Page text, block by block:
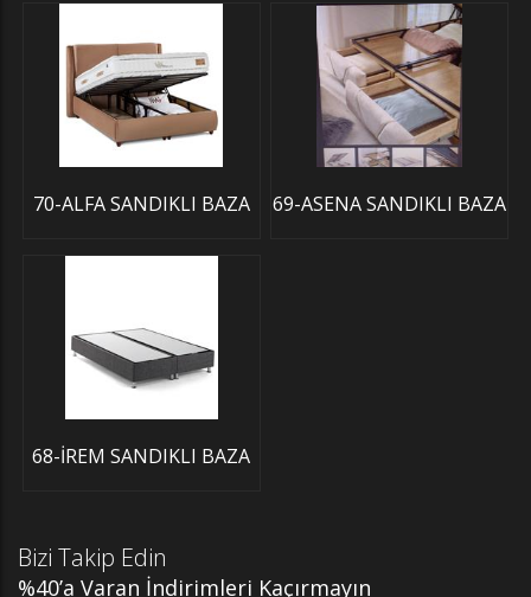
70-ALFA SANDIKLI BAZA 69-ASENA SANDIKLI BAZA
68-İREM SANDIKLI BAZA
Bizi Takip Edin
%40’a Varan İndirimleri Kaçırmayın